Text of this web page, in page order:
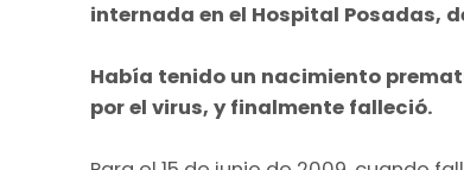
internada en el Hospital Posadas,
Había tenido un nacimiento
por el virus, y finalmente falleció.